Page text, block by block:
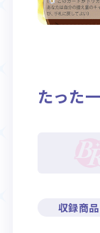
たった
収録商品